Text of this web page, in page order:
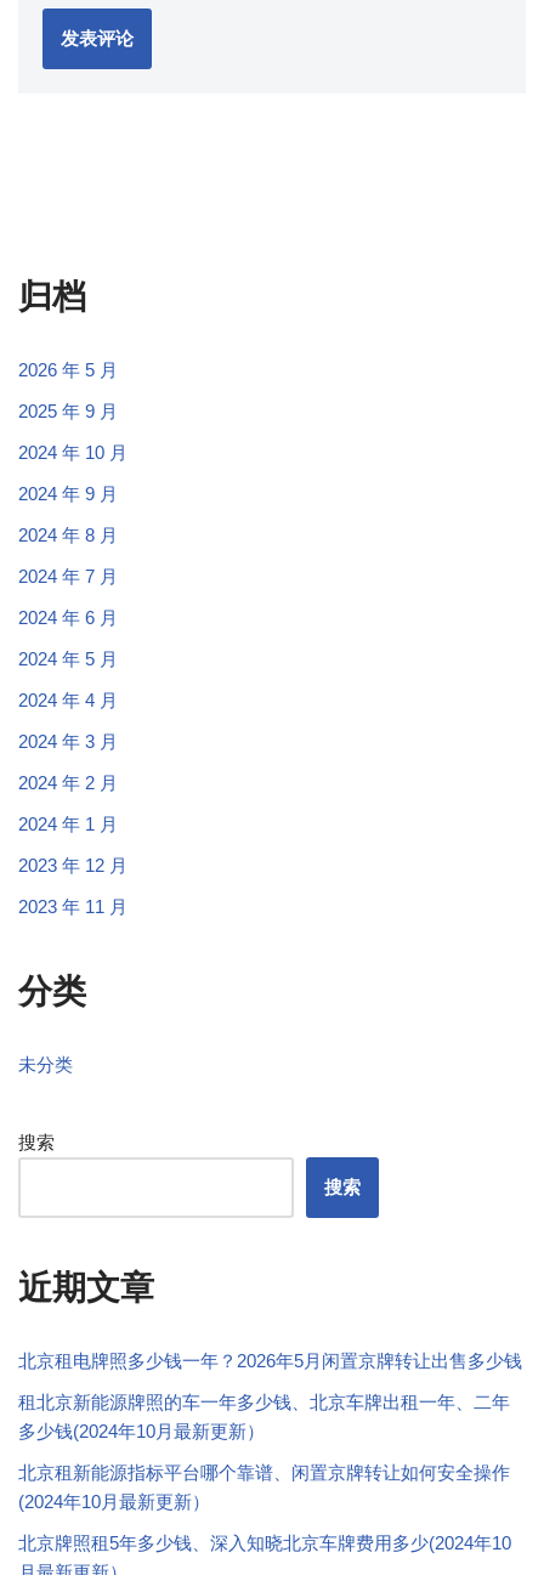
归档
2026 年 5 月
2025 年 9 月
2024 年 10 月
2024 年 9 月
2024 年 8 月
2024 年 7 月
2024 年 6 月
2024 年 5 月
2024 年 4 月
2024 年 3 月
2024 年 2 月
2024 年 1 月
2023 年 12 月
2023 年 11 月
分类
未分类
搜索
搜索
近期文章
北京租电牌照多少钱一年？2026年5月闲置京牌转让出售多少钱
租北京新能源牌照的车一年多少钱、北京车牌出租一年、二年
多少钱(2024年10月最新更新）
北京租新能源指标平台哪个靠谱、闲置京牌转让如何安全操作
(2024年10月最新更新）
北京牌照租5年多少钱、深入知晓北京车牌费用多少(2024年10